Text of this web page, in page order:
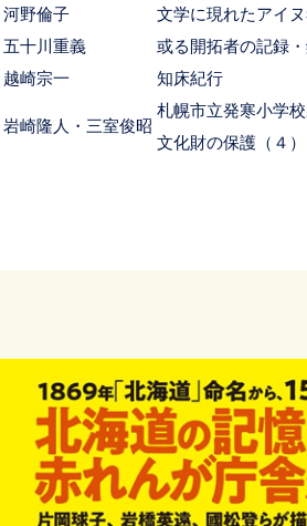
河野倫子
文学に現れたアイヌ
五十川重義
或る開拓者の記録・
越崎宗一
知床紀行
岩崎隆人・三室俊昭
札幌市立発寒小学
文化財の保護（４）